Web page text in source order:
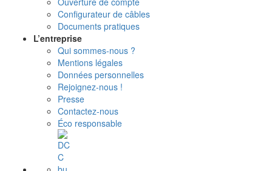
Configurateur de câbles
Documents pratiques
L’entreprise
Qui sommes-nous ?
Mentions légales
Données personnelles
Rejoignez-nous !
Presse
Contactez-nous
Éco responsable